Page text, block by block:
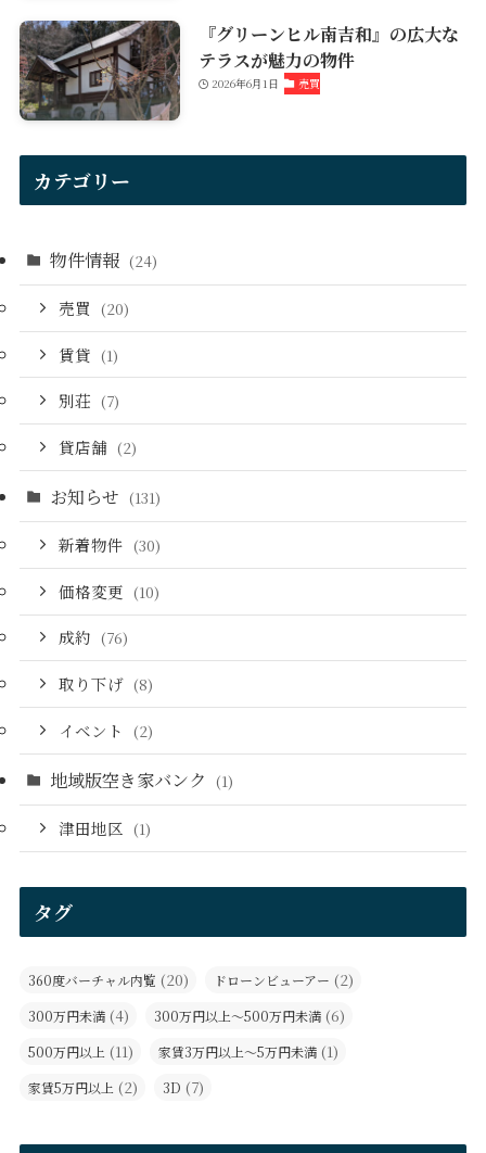
『グリーンヒル南吉和』の広大な
テラスが魅力の物件
2026年6月1日 売買
カテゴリー
物件情報 (24)
売買 (20)
賃貸 (1)
別荘 (7)
貸店舗 (2)
お知らせ (131)
新着物件 (30)
価格変更 (10)
成約 (76)
取り下げ (8)
イベント (2)
地域版空き家バンク (1)
津田地区 (1)
タグ
360度バーチャル内覧 (20) ドローンビューアー (2)
300万円未満 (4) 300万円以上～500万円未満 (6)
500万円以上 (11) 家賃3万円以上～5万円未満 (1)
家賃5万円以上 (2) 3D (7)